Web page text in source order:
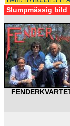
Slumpmässig bild